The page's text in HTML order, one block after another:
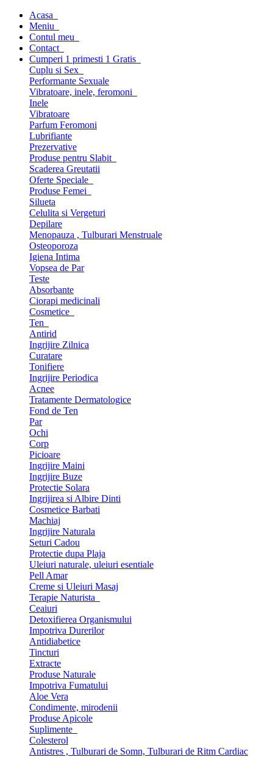
Acasa
Meniu
Contul meu
Contact
Cumperi 1 primesti 1 Gratis
Cuplu si Sex
Performante Sexuale
Vibratoare, inele, feromoni
Inele
Vibratoare
Parfum Feromoni
Lubrifiante
Prezervative
Produse pentru Slabit
Scaderea Greutatii
Oferte Speciale
Produse Femei
Silueta
Celulita si Vergeturi
Depilare
Menopauza , Tulburari Menstruale
Osteoporoza
Igiena Intima
Vopsea de Par
Teste
Absorbante
Ciorapi medicinali
Cosmetice
Ten
Antirid
Ingrijire Zilnica
Curatare
Tonifiere
Ingrijire Periodica
Acnee
Tratamente Dermatologice
Fond de Ten
Par
Ochi
Corp
Picioare
Ingrijire Maini
Ingrijire Buze
Protectie Solara
Ingrijirea si Albire Dinti
Cosmetice Barbati
Machiaj
Ingrijire Naturala
Seturi Cadou
Protectie dupa Plaja
Uleiuri naturale, uleiuri esentiale
Pell Amar
Creme si Uleiuri Masaj
Terapie Naturista
Ceaiuri
Detoxifierea Organismului
Impotriva Durerilor
Antidiabetice
Tincturi
Extracte
Produse Naturale
Impotriva Fumatului
Aloe Vera
Condimente, mirodenii
Produse Apicole
Suplimente
Colesterol
Antistres , Tulburari de Somn, Tulburari de Ritm Cardiac